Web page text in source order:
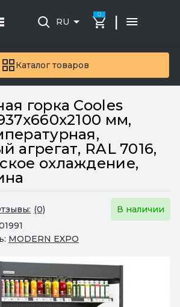
Каталог товаров
RU
0 |
горка Cooles
мм,
агрегат, RAL 7016,
охлаждение,
(0)
В наличии
MODERN EXPO